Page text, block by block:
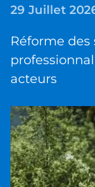
29 Juillet
Réforme des
acteurs